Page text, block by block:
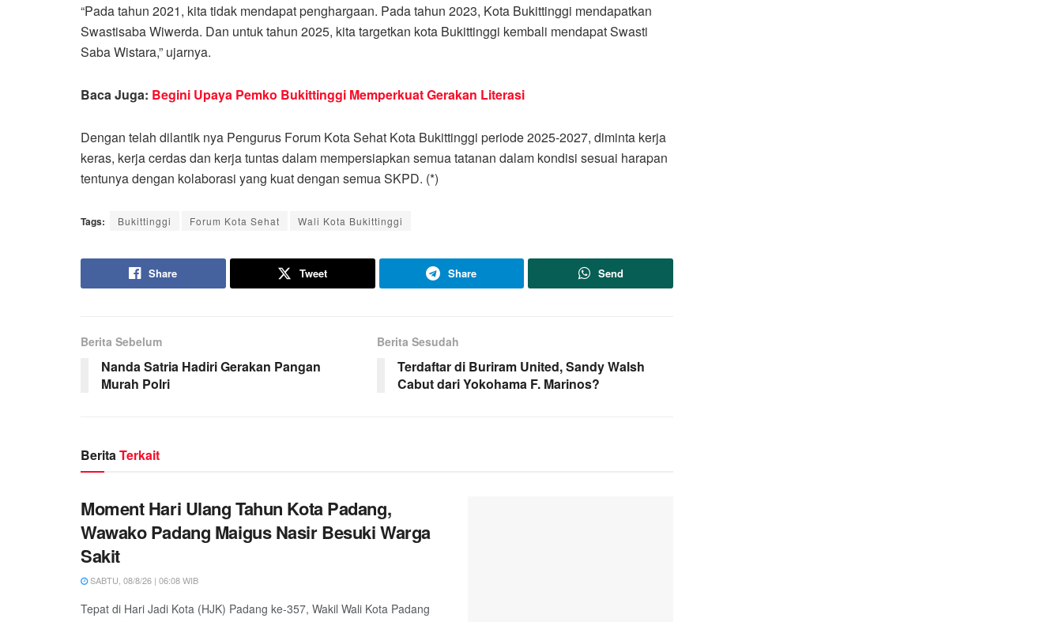
“Pada tahun 2021, kita tidak mendapat penghargaan. Pada tahun 2023, Kota Bukittinggi mendapatkan
Swastisaba Wiwerda. Dan untuk tahun 2025, kita targetkan kota Bukittinggi kembali mendapat Swasti
Saba Wistara,” ujarnya.
Baca Juga: Begini Upaya Pemko Bukittinggi Memperkuat Gerakan Literasi
Dengan telah dilantik nya Pengurus Forum Kota Sehat Kota Bukittinggi periode 2025-2027, diminta kerja
keras, kerja cerdas dan kerja tuntas dalam mempersiapkan semua tatanan dalam kondisi sesuai harapan
tentunya dengan kolaborasi yang kuat dengan semua SKPD. (*)
Tags: Bukittinggi Forum Kota Sehat Wali Kota Bukittinggi
Share Tweet Share Send
Berita Sebelum
Nanda Satria Hadiri Gerakan Pangan
Murah Polri
Berita Sesudah
Terdaftar di Buriram United, Sandy Walsh
Cabut dari Yokohama F. Marinos?
BeritaTerkait
Moment Hari Ulang Tahun Kota Padang,
Wawako Padang Maigus Nasir Besuki Warga
Sakit
SABTU, 08/8/26 | 06:08 WIB
Tepat di Hari Jadi Kota (HJK) Padang ke-357, Wakil Wali Kota Padang